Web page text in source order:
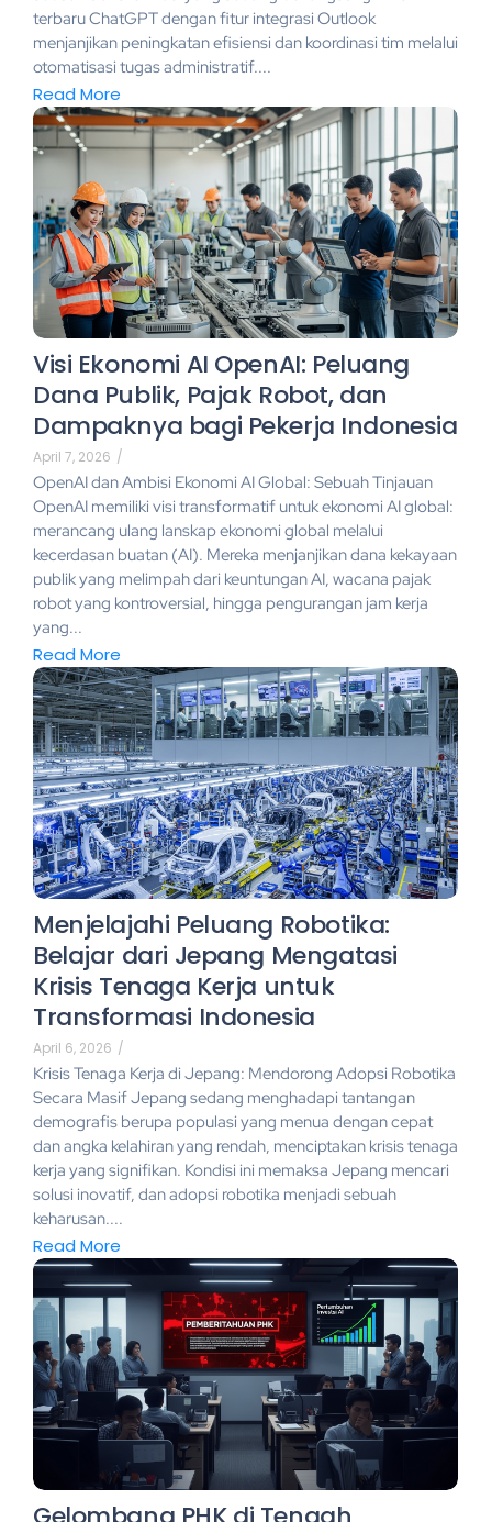
terbaru ChatGPT dengan fitur integrasi Outlook
menjanjikan peningkatan efisiensi dan koordinasi tim melalui
otomatisasi tugas administratif....
Read More
Visi Ekonomi AI OpenAI: Peluang
Dana Publik, Pajak Robot, dan
Dampaknya bagi Pekerja Indonesia
April 7, 2026 /
OpenAI dan Ambisi Ekonomi AI Global: Sebuah Tinjauan
OpenAI memiliki visi transformatif untuk ekonomi AI global:
merancang ulang lanskap ekonomi global melalui
kecerdasan buatan (AI). Mereka menjanjikan dana kekayaan
publik yang melimpah dari keuntungan AI, wacana pajak
robot yang kontroversial, hingga pengurangan jam kerja
yang...
Read More
Menjelajahi Peluang Robotika:
Belajar dari Jepang Mengatasi
Krisis Tenaga Kerja untuk
Transformasi Indonesia
April 6, 2026 /
Krisis Tenaga Kerja di Jepang: Mendorong Adopsi Robotika
Secara Masif Jepang sedang menghadapi tantangan
demografis berupa populasi yang menua dengan cepat
dan angka kelahiran yang rendah, menciptakan krisis tenaga
kerja yang signifikan. Kondisi ini memaksa Jepang mencari
solusi inovatif, dan adopsi robotika menjadi sebuah
keharusan....
Read More